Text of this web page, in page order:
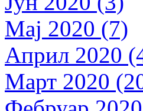
Мај 2020 (7)
Април 2020
Март 2020